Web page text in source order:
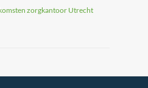
zorgkantoor Utrecht